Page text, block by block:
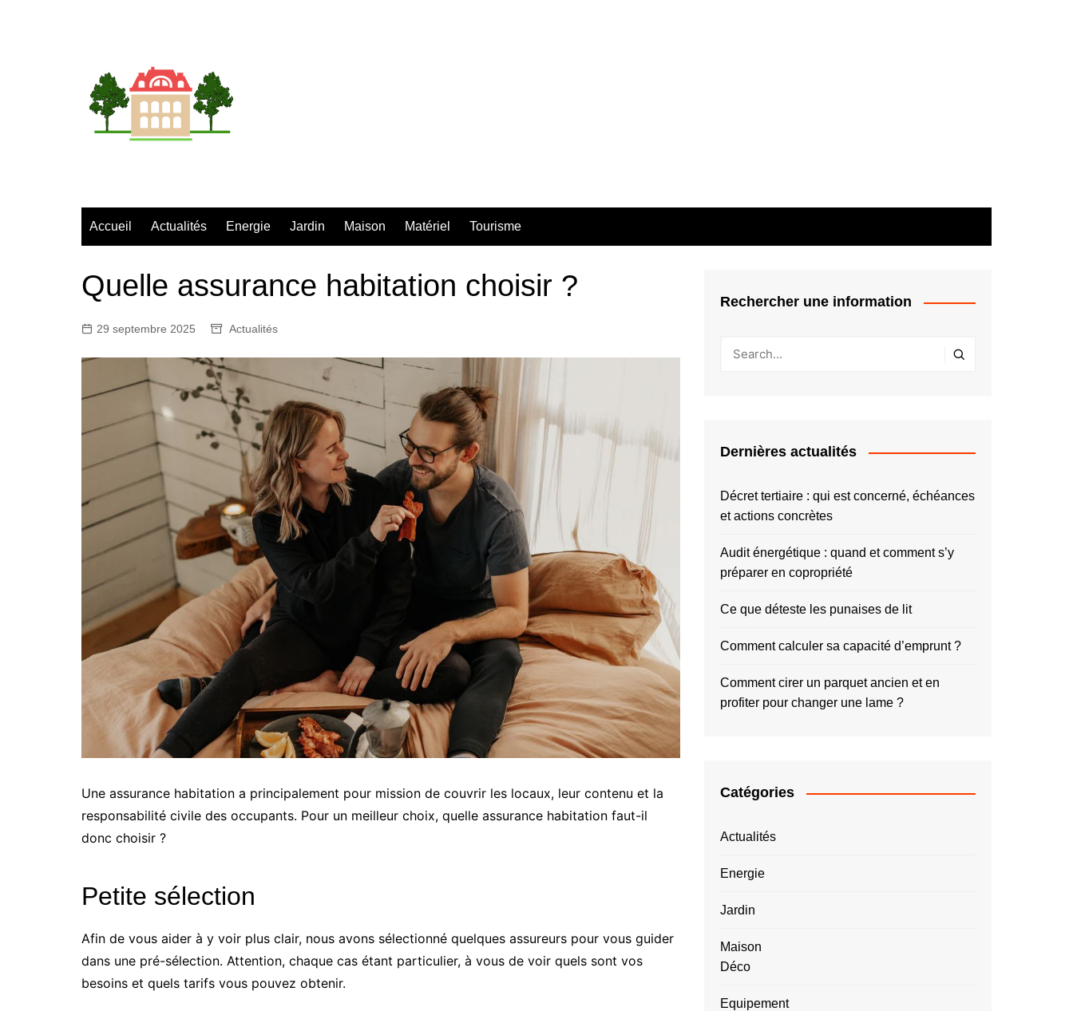
Accueil Actualités Energie Jardin Maison Matériel Tourisme
Quelle assurance habitation choisir ?
29 septembre 2025 Actualités
Une assurance habitation a principalement pour mission de couvrir les locaux, leur contenu et la
responsabilité civile des occupants. Pour un meilleur choix, quelle assurance habitation faut-il
donc choisir ?
Petite sélection
Afin de vous aider à y voir plus clair, nous avons sélectionné quelques assureurs pour vous guider
dans une pré-sélection. Attention, chaque cas étant particulier, à vous de voir quels sont vos
besoins et quels tarifs vous pouvez obtenir.
Rechercher une information
Dernières actualités
Décret tertiaire : qui est concerné, échéances
et actions concrètes
Audit énergétique : quand et comment s’y
préparer en copropriété
Ce que déteste les punaises de lit
Comment calculer sa capacité d’emprunt ?
Comment cirer un parquet ancien et en
profiter pour changer une lame ?
Catégories
Actualités
Energie
Jardin
Maison
Déco
Equipement